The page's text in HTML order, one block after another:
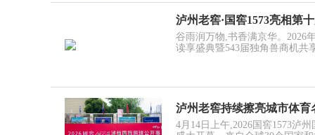
泸州老窖·国窖1573亮相第
谷雨润万物,书香满京华。2026
读享盛典暨543届独角兽商机共
泸州老窖持续擦亮城市体育
4月14日上午,2026国窖1573泸